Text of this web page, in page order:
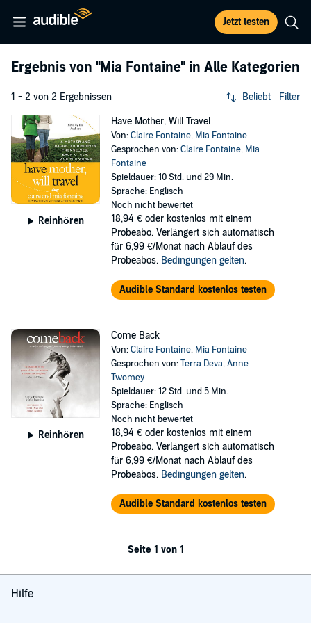
Jetzt testen
Ergebnis von "Mia Fontaine" in Alle Kategorien
1 - 2 von 2 Ergebnissen Beliebt Filter
Reinhören
Have Mother, Will Travel
Von:Claire Fontaine, Mia Fontaine
Gesprochen von:Claire Fontaine, Mia
Fontaine
Spieldauer: 10 Std. und 29 Min.
Sprache: Englisch
Noch nicht bewertet
18,94 € oder kostenlos mit einem
Probeabo. Verlängert sich automatisch
für 6,99 €/Monat nach Ablauf des
Probeabos. Bedingungen gelten.
Audible Standard kostenlos testen
Reinhören
Come Back
Von:Claire Fontaine, Mia Fontaine
Gesprochen von:Terra Deva,Anne
Twomey
Spieldauer: 12 Std. und 5 Min.
Sprache: Englisch
Noch nicht bewertet
18,94 € oder kostenlos mit einem
Probeabo. Verlängert sich automatisch
für 6,99 €/Monat nach Ablauf des
Probeabos. Bedingungen gelten.
Audible Standard kostenlos testen
Seite 1 von 1
Hilfe